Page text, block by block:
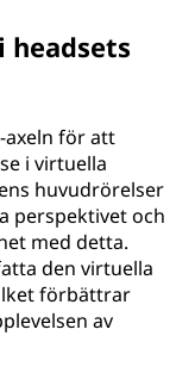
axeln för att
i virtuella
huvudrörelser
perspektivet och
med detta.
den virtuella
förbättrar
av